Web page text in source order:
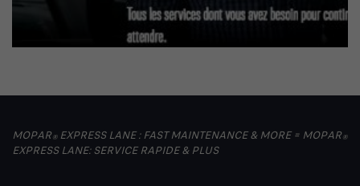
MOPAR®EXPRESS LANE : FAST MAINTENANCE & MORE = MOPAR®
EXPRESS LANE: SERVICE RAPIDE & PLUS